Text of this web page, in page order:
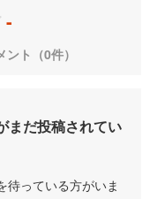
-
ント（0件）
まだ投稿されてい
待っている方がいま